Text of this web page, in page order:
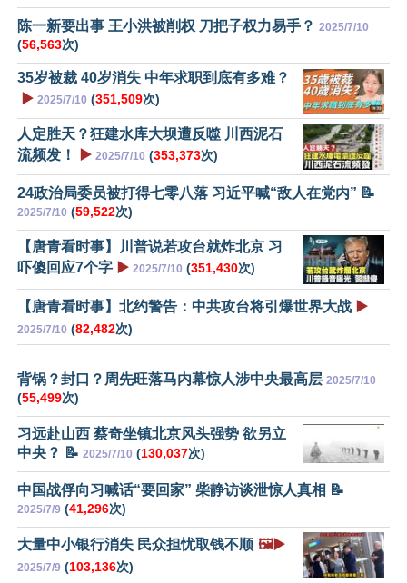
陈一新要出事 王小洪被削权 刀把子权力易手？ 2025/7/10
(56,563次)
35岁被裁 40岁消失 中年求职到底有多难？
▶️ 2025/7/10 (351,509次)
人定胜天？狂建水库大坝遭反噬 川西泥石
流频发！
▶️ 2025/7/10 (353,373次)
24政治局委员被打得七零八落 习近平喊“敌人在党内” 📝
2025/7/10 (59,522次)
【唐青看时事】川普说若攻台就炸北京 习
吓傻回应7个字 ▶️ 2025/7/10 (351,430次)
【唐青看时事】北约警告：中共攻台将引爆世界大战 ▶️
2025/7/10 (82,482次)
背锅？封口？周先旺落马内幕惊人涉中央最高层 2025/7/10
(55,499次)
习远赴山西 蔡奇坐镇北京风头强势 欲另立
中央？ 📝 2025/7/10 (130,037次)
中国战俘向习喊话“要回家” 柴静访谈泄惊人真相 📝
2025/7/9 (41,296次)
大量中小银行消失 民众担忧取钱不顺 🖼️▶️
2025/7/9 (103,136次)